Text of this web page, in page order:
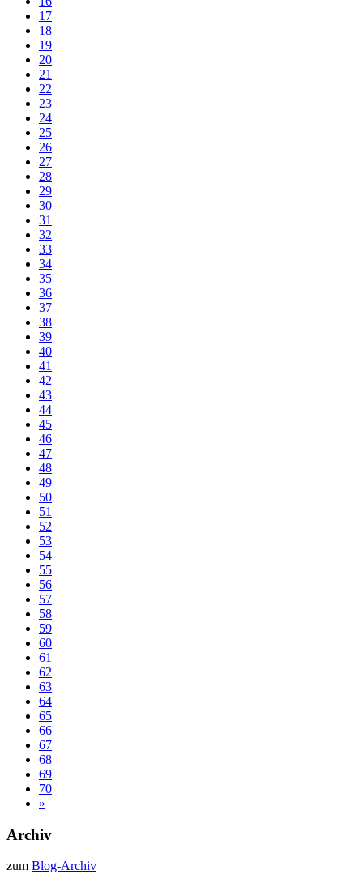
17
18
19
20
21
22
23
24
25
26
27
28
29
30
31
32
33
34
35
36
37
38
39
40
41
42
43
44
45
46
47
48
49
50
51
52
53
54
55
56
57
58
59
60
61
62
63
64
65
66
67
68
69
70
»
Archiv
zum Blog-Archiv